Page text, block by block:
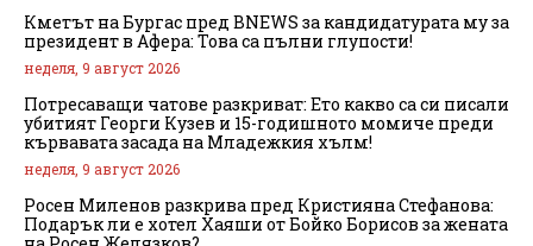
Кметът на Бургас пред BNEWS за кандидатурата му за
президент в Афера: Това са пълни глупости!
неделя, 9 август 2026
Потресаващи чатове разкриват: Ето какво са си писали
убитият Георги Кузев и 15-годишното момиче преди
кървавата засада на Младежкия хълм!
неделя, 9 август 2026
Росен Миленов разкрива пред Кристияна Стефанова:
Подарък ли е хотел Хаяши от Бойко Борисов за жената